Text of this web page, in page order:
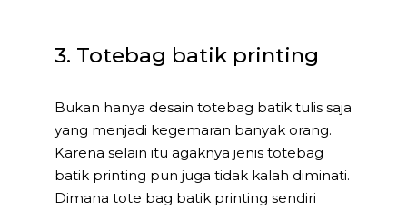
3. Totebag batik printing
Bukan hanya desain totebag batik tulis saja
yang menjadi kegemaran banyak orang.
Karena selain itu agaknya jenis totebag
batik printing pun juga tidak kalah diminati.
Dimana tote bag batik printing sendiri